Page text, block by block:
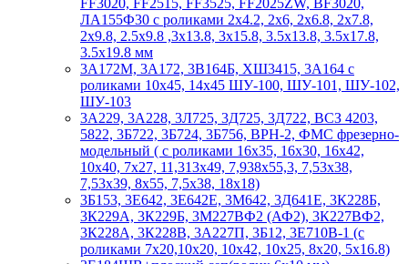
FF3020, FF2515, FF3525, FF2025ZW, BF3020,
ЛА155Ф30 с роликами 2х4.2, 2х6, 2х6.8, 2х7.8,
2х9.8, 2.5х9.8 ,3х13.8, 3х15.8, 3.5х13.8, 3.5х17.8,
3.5х19.8 мм
3А172М, 3А172, 3В164Б, ХШ3415, 3А164 с
роликами 10х45, 14х45 ШУ-100, ШУ-101, ШУ-102,
ШУ-103
3А229, 3А228, 3Л725, 3Д725, 3Д722, ВСЗ 4203,
5822, 3Б722, 3Б724, 3Б756, ВРН-2, ФМС фрезерно-
модельный ( с роликами 16х35, 16х30, 16х42,
10х40, 7х27, 11,313х49, 7,938х55,3, 7,53х38,
7,53х39, 8х55, 7,5х38, 18х18)
3Б153, 3Е642, 3Е642Е, 3М642, 3Д641Е, 3К228Б,
3К229А, 3К229Б, 3М227ВФ2 (АФ2), 3К227ВФ2,
3К228А, 3К228В, 3А227П, 3Б12, 3Е710В-1 (с
роликами 7х20,10х20, 10х42, 10х25, 8х20, 5х16.8)